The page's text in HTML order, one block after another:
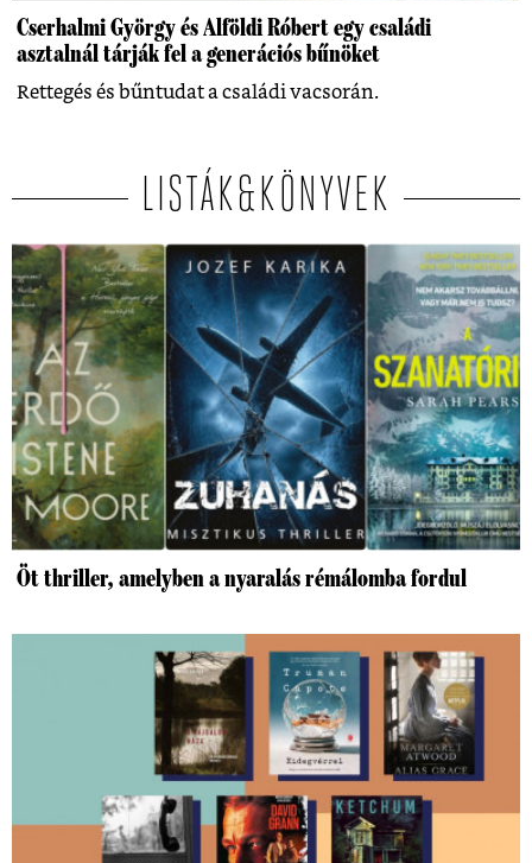
Cserhalmi György és Alföldi Róbert egy családi
asztalnál tárják fel a generációs bűnöket
Rettegés és bűntudat a családi vacsorán.
LISTÁK&KÖNYVEK
Öt thriller, amelyben a nyaralás rémálomba fordul